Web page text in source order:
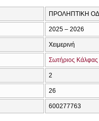
ΠΡΟΛΗΠΤΙΚΗ
2025 – 2026
Χειμερινή
Σωτήριος Κάλφας
2
26
600277763